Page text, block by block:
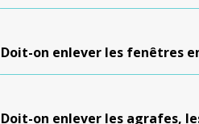
Doit-on enlever les fenêtres
Doit-on enlever les agrafes,